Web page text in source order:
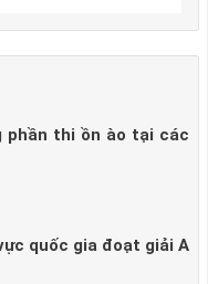
phần thi ồn ào tại các
quốc gia đoạt giải A